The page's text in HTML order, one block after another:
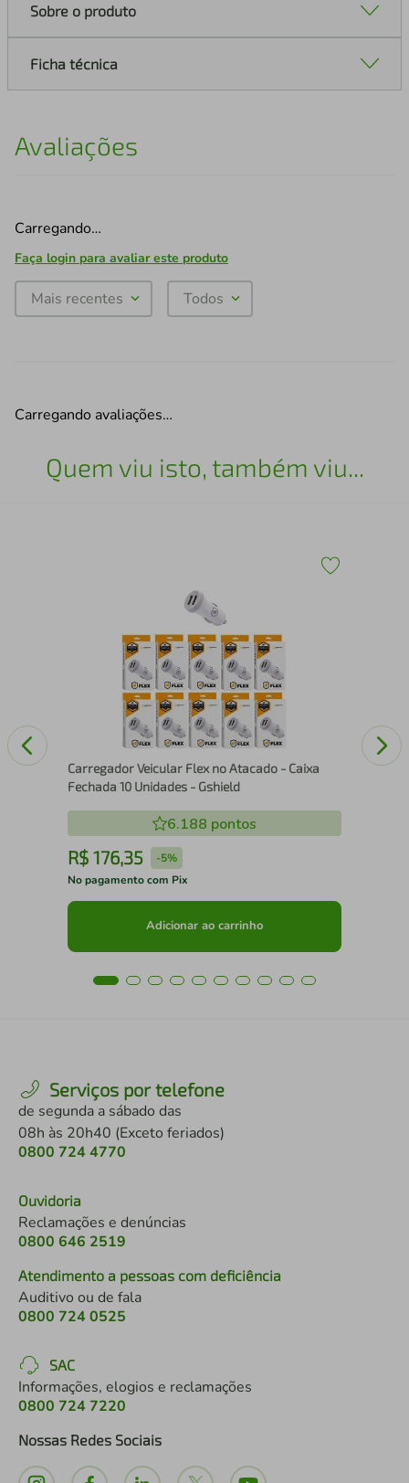
Sobre o produto
Ficha técnica
Avaliações
Carregando…
Faça login para avaliar este produto
Mais recentes Todos
Carregando avaliações…
Quem viu isto, também viu...
Carregador Veicular Flex no Atacado - Caixa
Fechada 10 Unidades - Gshield
6.188 pontos
R$ 176,35 -5%
No pagamento com Pix
Adicionar ao carrinho
Serviços por telefone
de segunda a sábado das
08h às 20h40 (Exceto feriados)
0800 724 4770
Ouvidoria
Reclamações e denúncias
0800 646 2519
Atendimento a pessoas com deficiência
Auditivo ou de fala
0800 724 0525
SAC
Informações, elogios e reclamações
0800 724 7220
Nossas Redes Sociais